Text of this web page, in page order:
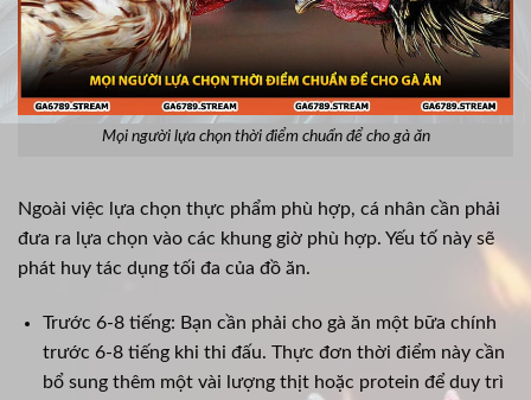
Mọi người lựa chọn thời điểm chuẩn để cho gà ăn
Ngoài việc lựa chọn thực phẩm phù hợp, cá nhân cần phải
đưa ra lựa chọn vào các khung giờ phù hợp. Yếu tố này sẽ
phát huy tác dụng tối đa của đồ ăn.
Trước 6-8 tiếng: Bạn cần phải cho gà ăn một bữa chính
trước 6-8 tiếng khi thi đấu. Thực đơn thời điểm này cần
bổ sung thêm một vài lượng thịt hoặc protein để duy trì